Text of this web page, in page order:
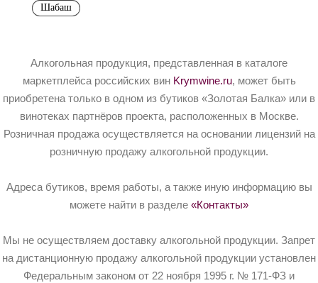
Шабаш
Алкогольная продукция, представленная в каталоге
маркетплейса российских вин Krymwine.ru, может быть
приобретена только в одном из бутиков «Золотая Балка» или в
винотеках партнёров проекта, расположенных в Москве.
Розничная продажа осуществляется на основании лицензий на
розничную продажу алкогольной продукции.
Адреса бутиков, время работы, а также иную информацию вы
можете найти в разделе «Контакты»
Мы не осуществляем доставку алкогольной продукции. Запрет
на дистанционную продажу алкогольной продукции установлен
Федеральным законом от 22 ноября 1995 г. № 171-ФЗ и